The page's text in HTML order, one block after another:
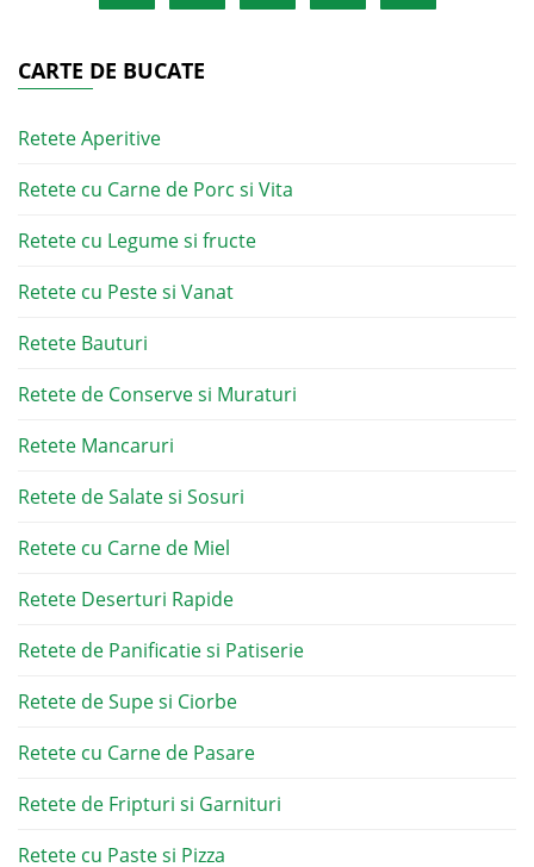
CARTE DE BUCATE
Retete Aperitive
Retete cu Carne de Porc si Vita
Retete cu Legume si fructe
Retete cu Peste si Vanat
Retete Bauturi
Retete de Conserve si Muraturi
Retete Mancaruri
Retete de Salate si Sosuri
Retete cu Carne de Miel
Retete Deserturi Rapide
Retete de Panificatie si Patiserie
Retete de Supe si Ciorbe
Retete cu Carne de Pasare
Retete de Fripturi si Garnituri
Retete cu Paste si Pizza